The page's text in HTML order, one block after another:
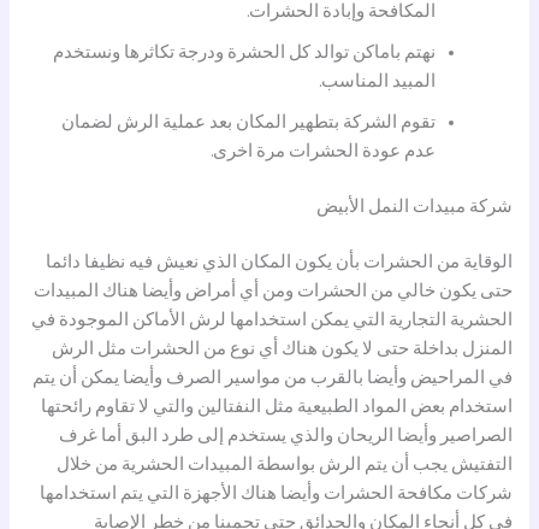
المكافحة وإبادة الحشرات.
نهتم باماكن توالد كل الحشرة ودرجة تكاثرها ونستخدم
المبيد المناسب.
تقوم الشركة بتطهير المكان بعد عملية الرش لضمان
عدم عودة الحشرات مرة اخرى.
شركة مبيدات النمل الأبيض
الوقاية من الحشرات بأن يكون المكان الذي نعيش فيه نظيفا دائما
حتى يكون خالي من الحشرات ومن أي أمراض وأيضا هناك المبيدات
الحشرية التجارية التي يمكن استخدامها لرش الأماكن الموجودة في
المنزل بداخلة حتى لا يكون هناك أي نوع من الحشرات مثل الرش
في المراحيض وأيضا بالقرب من مواسير الصرف وأيضا يمكن أن يتم
استخدام بعض المواد الطبيعية مثل النفتالين والتي لا تقاوم رائحتها
الصراصير وأيضا الريحان والذي يستخدم إلى طرد البق أما غرف
التفتيش يجب أن يتم الرش بواسطة المبيدات الحشرية من خلال
شركات مكافحة الحشرات وأيضا هناك الأجهزة التي يتم استخدامها
في كل أنحاء المكان والحدائق حتى تحمينا من خطر الإصابة